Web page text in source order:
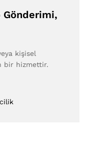
Gönderimi,
kişisel
bir hizmettir.